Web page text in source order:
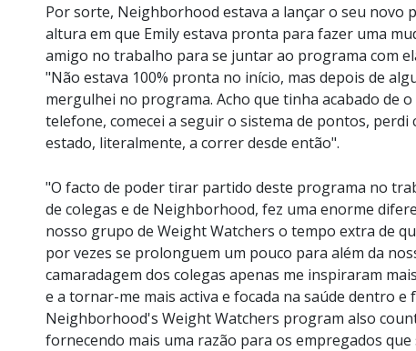
Por sorte, Neighborhood estava a lançar o seu novo
altura em que Emily estava pronta para fazer uma
amigo no trabalho para se juntar ao programa com
"Não estava 100% pronta no início, mas depois de
mergulhei no programa. Acho que tinha acabado de
telefone, comecei a seguir o sistema de pontos,
estado, literalmente, a correr desde então".
"O facto de poder tirar partido deste programa no
de colegas e de Neighborhood, fez uma enorme
nosso grupo de Weight Watchers o tempo extra de
por vezes se prolonguem um pouco para além da
camaradagem dos colegas apenas me inspiraram
e a tornar-me mais activa e focada na saúde dentro
Neighborhood's Weight Watchers program also
fornecendo mais uma razão para os empregados